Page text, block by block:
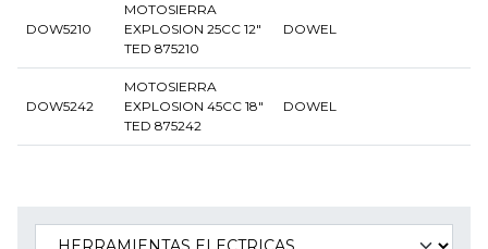
DOW5210
MOTOSIERRA
EXPLOSION 25CC 12"
TED 875210
DOWEL
DOW5242
MOTOSIERRA
EXPLOSION 45CC 18"
TED 875242
DOWEL